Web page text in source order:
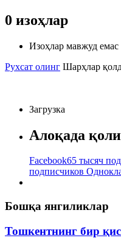
0 изоҳлар
Изоҳлар мавжуд емас
Рухсат олинг Шарҳлар
Загрузка
Алоқада
Facebook65 тысяч
подписчиков
Бошқа янгиликлар
Тошкентнинг бир